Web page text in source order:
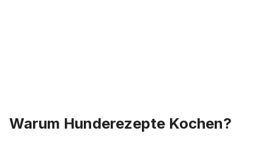
Warum Hunderezepte Kochen?